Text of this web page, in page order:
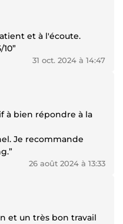
et à l'écoute.
31 oct. 2024 à 14:47
à bien répondre à la
Je recommande
26 août 2024 à 13:33
et un très bon travail